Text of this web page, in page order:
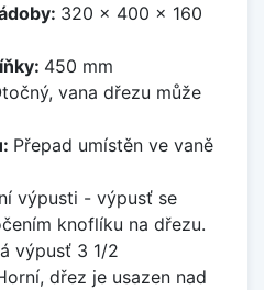
320 x 400 x 160
450 mm
vana dřezu může
Přepad umístěn ve vaně
výpusti - výpusť se
knoflíku na dřezu.
výpusť 3 1/2
dřez je usazen nad